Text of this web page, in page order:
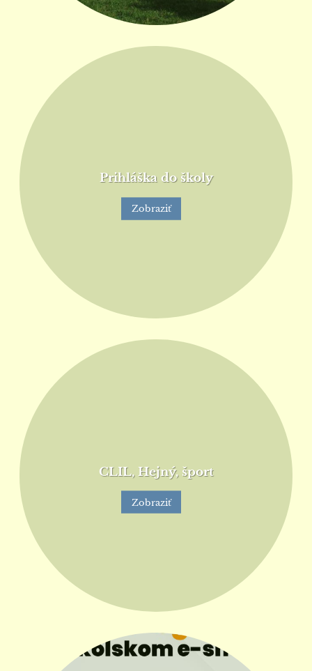
Prihláška do školy
Zobraziť
CLIL, Hejný, šport
Zobraziť